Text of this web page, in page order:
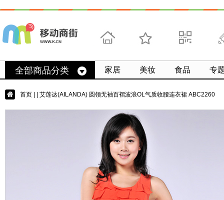
首页 收藏 求扫码 微
全部商品分类 家居 美妆 食品 专
首页 | 艾莲达(AILANDA) 圆领无袖百褶波浪OL气质收腰连衣裙 ABC2260